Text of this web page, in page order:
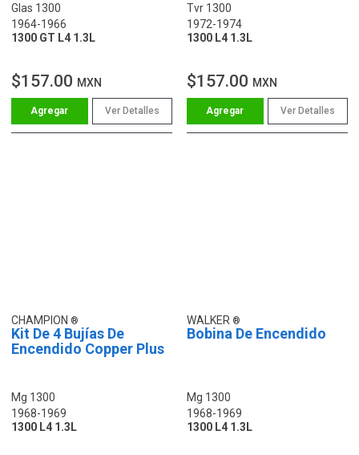
Glas 1300
1964-1966
1300 GT L4 1.3L
$157.00 MXN
Ver Detalles
Tvr 1300
1972-1974
1300 L4 1.3L
$157.00 MXN
Ver Detalles
CHAMPION
Kit De 4 Bujías De
Encendido Copper Plus
Mg 1300
1968-1969
1300 L4 1.3L
WALKER
Bobina De Encendido
Mg 1300
1968-1969
1300 L4 1.3L